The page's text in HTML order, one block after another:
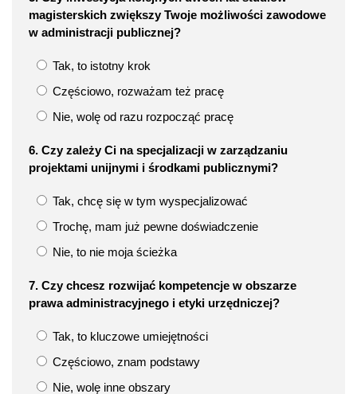
magisterskich zwiększy Twoje możliwości zawodowe
w administracji publicznej?
Tak, to istotny krok
Częściowo, rozważam też pracę
Nie, wolę od razu rozpocząć pracę
6. Czy zależy Ci na specjalizacji w zarządzaniu
projektami unijnymi i środkami publicznymi?
Tak, chcę się w tym wyspecjalizować
Trochę, mam już pewne doświadczenie
Nie, to nie moja ścieżka
7. Czy chcesz rozwijać kompetencje w obszarze
prawa administracyjnego i etyki urzędniczej?
Tak, to kluczowe umiejętności
Częściowo, znam podstawy
Nie, wolę inne obszary